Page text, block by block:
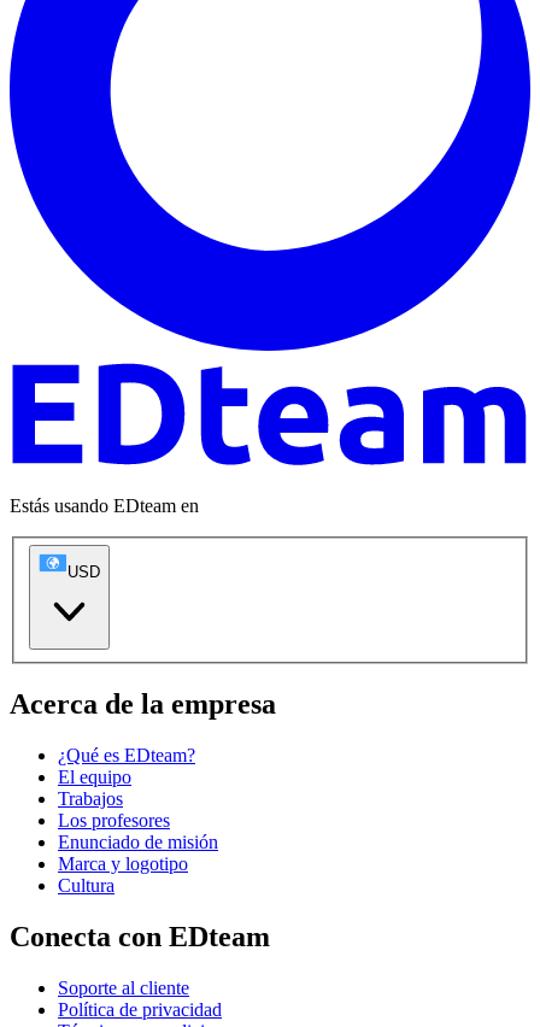
Estás usando EDteam en
USD
Acerca de la empresa
¿Qué es EDteam?
El equipo
Trabajos
Los profesores
Enunciado de misión
Marca y logotipo
Cultura
Conecta con EDteam
Soporte al cliente
Política de privacidad